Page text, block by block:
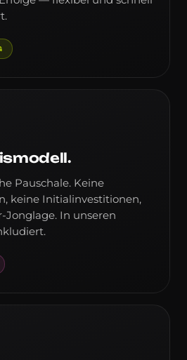
Pauschale. Keine
keine Initialinvestitionen,
Jonglage. In unseren